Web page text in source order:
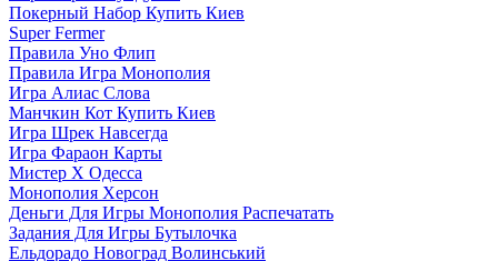
Покерный Набор Купить Киев
Super Fermer
Правила Уно Флип
Правила Игра Монополия
Игра Алиас Слова
Манчкин Кот Купить Киев
Игра Шрек Навсегда
Игра Фараон Карты
Мистер Х Одесса
Монополия Херсон
Деньги Для Игры Монополия Распечатать
Задания Для Игры Бутылочка
Ельдорадо Новоград Волинський